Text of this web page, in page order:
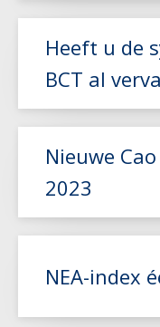
Heeft u de
BCT al
Nieuwe
2023
Lees meer
NEA-index